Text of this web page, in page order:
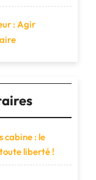
: Agir
cabine : le
liberté !